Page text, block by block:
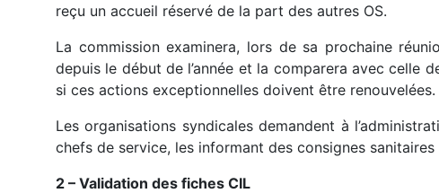
reçu un accueil réservé de la part des autres OS.
La commission examinera, lors de sa prochaine
depuis le début de l’année et la comparera avec celle
si ces actions exceptionnelles doivent être renouvelées.
Les organisations syndicales demandent à
chefs de service, les informant des consignes
2 – Validation des fiches CIL